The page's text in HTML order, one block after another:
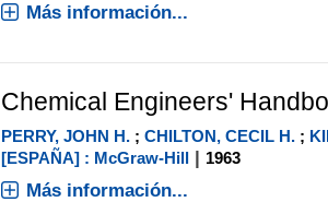
Más información...
Chemical Engineers'
PERRY, JOHN H.; CHILTON, CECIL H.;
[ESPAÑA] : McGraw-Hill| 1963
Más información...